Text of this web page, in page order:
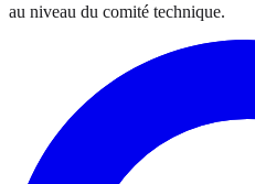
au niveau du comité technique.